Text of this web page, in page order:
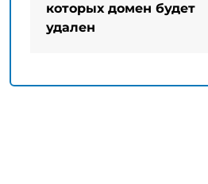
которых домен будет
удален